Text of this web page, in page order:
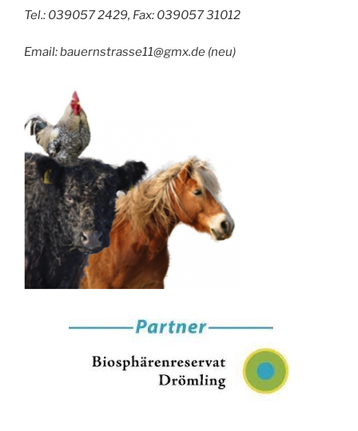
Tel.: 039057 2429, Fax: 039057 31012
Email: bauernstrasse11@gmx.de (neu)